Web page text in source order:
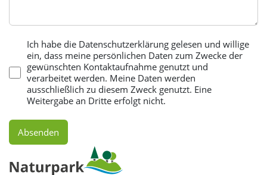
Nutzungsbedingungen*
Ich habe die Datenschutzerklärung gelesen und willige
ein, dass meine persönlichen Daten zum Zwecke der
gewünschten Kontaktaufnahme genutzt und
verarbeitet werden. Meine Daten werden
ausschließlich zu diesem Zweck genutzt. Eine
Weitergabe an Dritte erfolgt nicht.
Absenden